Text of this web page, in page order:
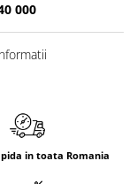
000
in toata Romania